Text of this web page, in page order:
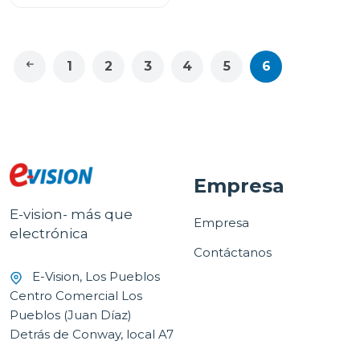
1 2 3 4 5 6
E-vision- más que
electrónica
E-Vision, Los Pueblos
Centro Comercial Los
Pueblos (Juan Díaz)
Detrás de Conway, local A7
Empresa
Empresa
Contáctanos